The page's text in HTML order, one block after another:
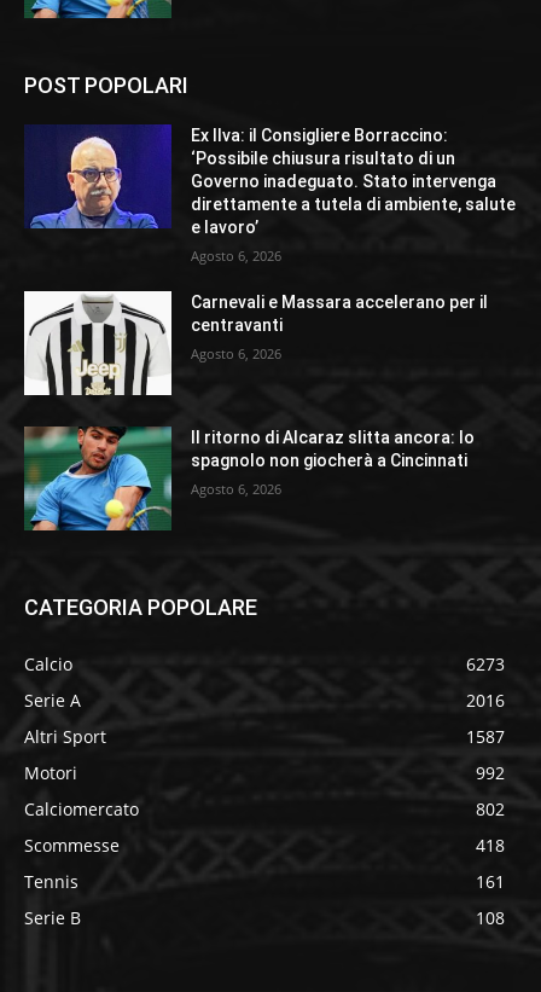
POST POPOLARI
Ex Ilva: il Consigliere Borraccino:
‘Possibile chiusura risultato di un
Governo inadeguato. Stato intervenga
direttamente a tutela di ambiente, salute
e lavoro’
Agosto 6, 2026
Carnevali e Massara accelerano per il
centravanti
Agosto 6, 2026
Il ritorno di Alcaraz slitta ancora: lo
spagnolo non giocherà a Cincinnati
Agosto 6, 2026
CATEGORIA POPOLARE
Calcio
6273
Serie A
2016
Altri Sport
1587
Motori
992
Calciomercato
802
Scommesse
418
Tennis
161
Serie B
108